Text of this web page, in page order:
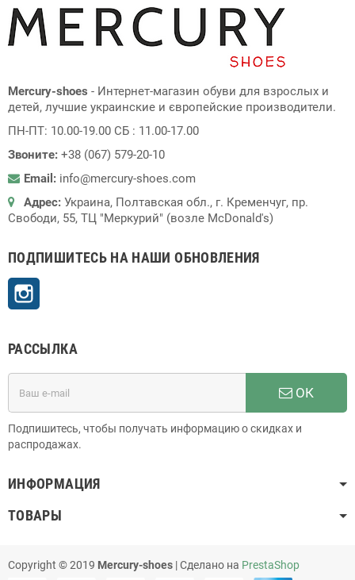
Mercury-shoes - Интернет-магазин обуви для взрослых и
детей, лучшие украинские и європейские производители.
ПН-ПТ: 10.00-19.00 СБ : 11.00-17.00
Звоните: +38 (067) 579-20-10
Email: info@mercury-shoes.com
Адрес: Украина, Полтавская обл., г. Кременчуг, пр.
Свободи, 55, ТЦ "Меркурий" (возле McDonald's)
ПОДПИШИТЕСЬ НА НАШИ ОБНОВЛЕНИЯ
РАССЫЛКА
ОК
Подпишитесь, чтобы получать информацию о скидках и
распродажах.
ИНФОРМАЦИЯ
ТОВАРЫ
Copyright © 2019 Mercury-shoes | Сделано на PrestaShop